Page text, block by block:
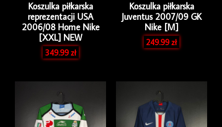
Koszulka piłkarska
reprezentacji USA
2006/08 Home Nike
[XXL] NEW
349.99zł
Koszulka piłkarska
Juventus 2007/09 GK
Nike [M]
249.99zł